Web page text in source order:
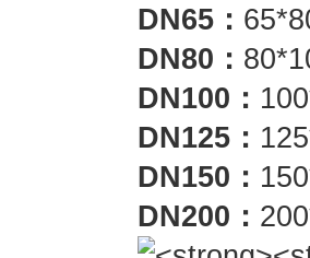
DN65 ：
DN80 ：
DN100 ：
DN125 ：
DN150 ：
DN200 ：